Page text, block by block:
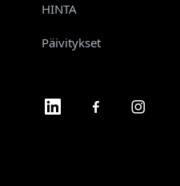
HINTA
Päivitykset